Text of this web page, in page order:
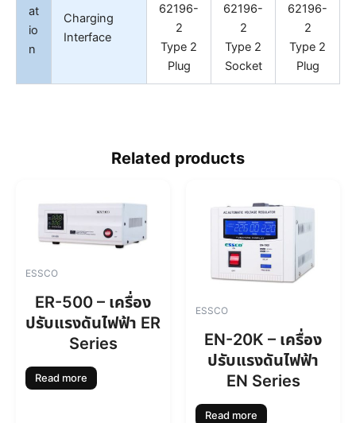
at
io
n
Charging
Interface
62196-
2
Type 2
Plug
62196-
2
Type 2
Socket
62196-
2
Type 2
Plug
Related products
ESSCO
ER-500 – เครื่อง
ปรับแรงดันไฟฟ้า ER
Series
Read more
ESSCO
EN-20K – เครื่อง
ปรับแรงดันไฟฟ้า
EN Series
Read more